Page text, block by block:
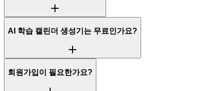
AI 학습 캘린더 생성기는 무료인가요?
회원가입이 필요한가요?